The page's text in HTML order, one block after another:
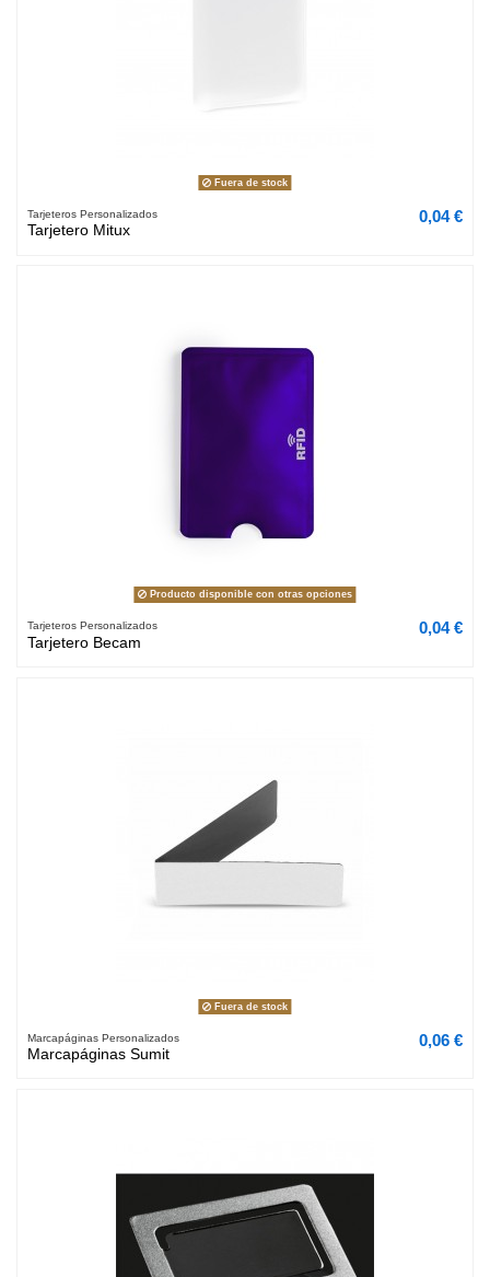
Fuera de stock
Tarjeteros Personalizados
Tarjetero Mitux
0,04 €
Producto disponible con otras opciones
Tarjeteros Personalizados
Tarjetero Becam
0,04 €
Fuera de stock
Marcapáginas Personalizados
Marcapáginas Sumit
0,06 €